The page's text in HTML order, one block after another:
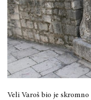
Veli Varoš bio je